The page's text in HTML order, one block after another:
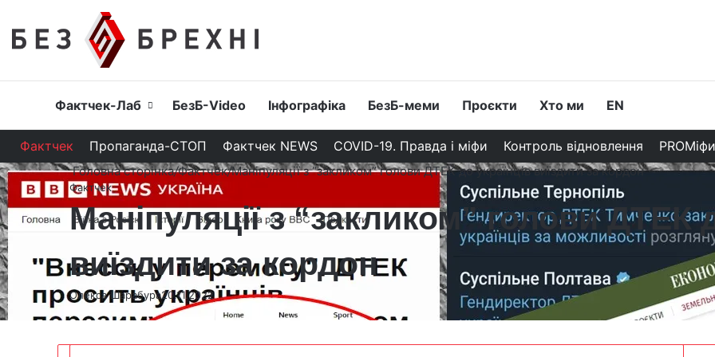
Головна
Фактчек-Лаб БезБ-Video Інфографіка БезБ-меми Проєкти Хто ми EN
Фактчек Пропаганда-СТОП Фактчек NEWS COVID-19. Правда і міфи Контроль відновлення PROМіфи
Головна сторінка/Фактчек/Маніпуляції з “закликом” голови ДТЕК до українців виїздити за кордон
Фактчек
Маніпуляції з “закликом” голови ДТЕК
виїздити за кордон
Олекса Шарабура20.11.2022